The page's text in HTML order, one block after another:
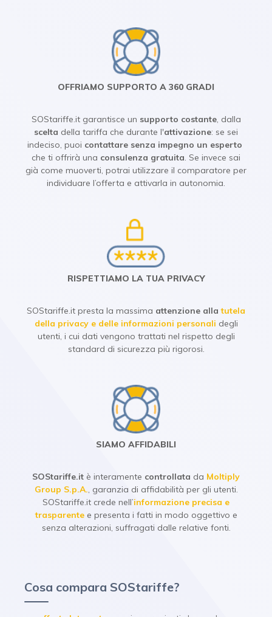
OFFRIAMO SUPPORTO A 360 GRADI
SOStariffe.it garantisce un supporto costante, dalla
scelta della tariffa che durante l'attivazione: se sei
indeciso, puoi contattare senza impegno un esperto
che ti offrirà una consulenza gratuita. Se invece sai
già come muoverti, potrai utilizzare il comparatore per
individuare l’offerta e attivarla in autonomia.
RISPETTIAMO LA TUA PRIVACY
SOStariffe.it presta la massima attenzione allatutela
della privacy e delle informazioni personali degli
utenti, i cui dati vengono trattati nel rispetto degli
standard di sicurezza più rigorosi.
SIAMO AFFIDABILI
SOStariffe.it è interamente controllata da Moltiply
Group S.p.A., garanzia di affidabilità per gli utenti.
SOStariffe.it crede nell’informazione precisa e
trasparentee presenta i fatti in modo oggettivo e
senza alterazioni, suffragati dalle relative fonti.
Cosa compara SOStariffe?